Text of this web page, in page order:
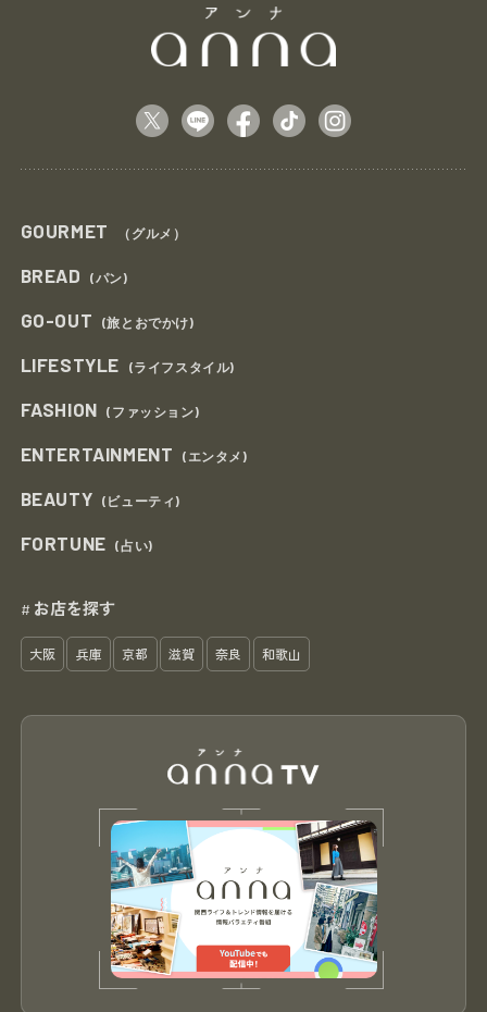
GOURMET （グルメ）
BREAD (パン)
GO-OUT (旅とおでかけ)
LIFESTYLE (ライフスタイル)
FASHION (ファッション)
ENTERTAINMENT (エンタメ)
BEAUTY (ビューティ)
FORTUNE (占い)
# お店を探す
大阪 兵庫 京都 滋賀 奈良 和歌山